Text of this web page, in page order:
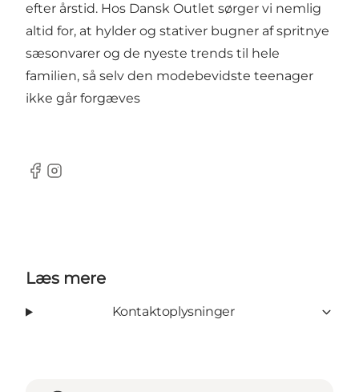
efter årstid. Hos Dansk Outlet sørger vi nemlig
altid for, at hylder og stativer bugner af spritnye
sæsonvarer og de nyeste trends til hele
familien, så selv den modebevidste teenager
ikke går forgæves
Facebook
Instagram
Læs mere
Kontaktoplysninger